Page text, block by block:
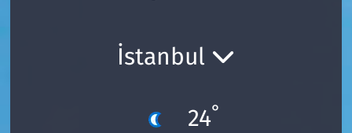
İstanbul
24°
Bilim ve Teknoloji